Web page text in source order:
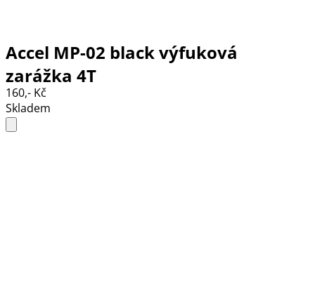
Accel MP-02 black výfuková
zarážka 4T
160,- Kč
Skladem